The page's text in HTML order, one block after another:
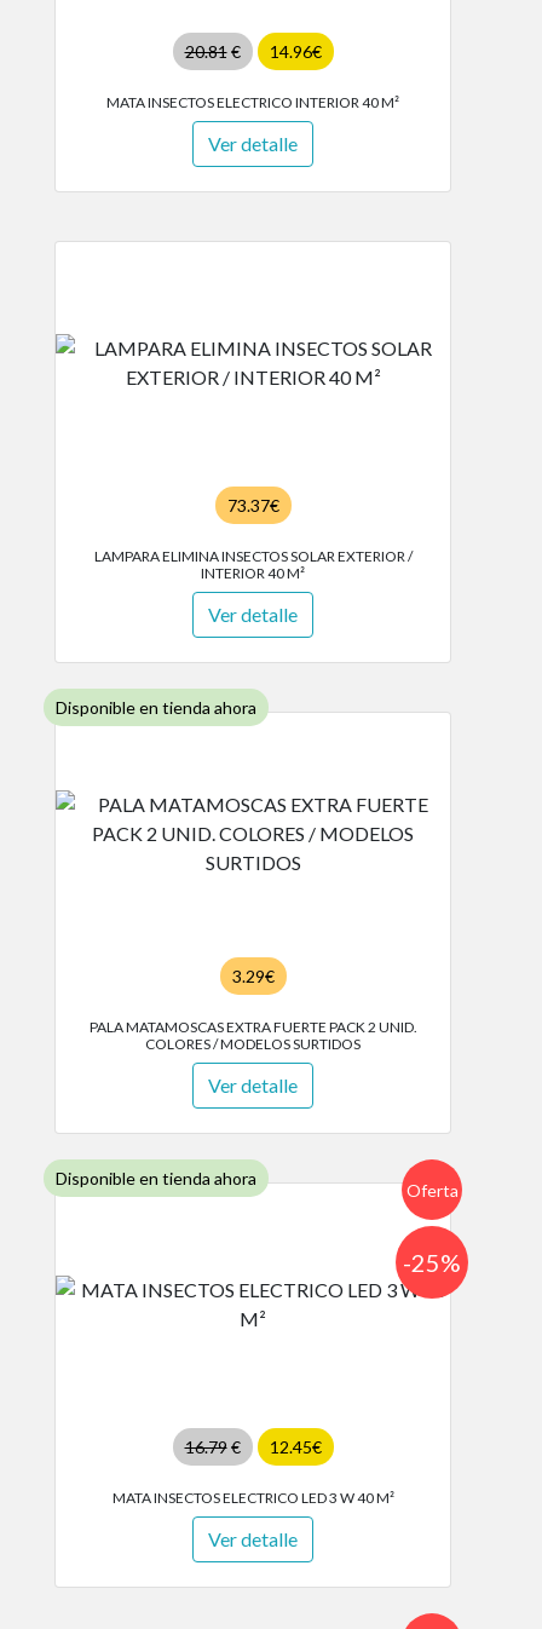
20.81€ 14.96€
MATA INSECTOS ELECTRICO INTERIOR 40 M²
Ver detalle
73.37€
LAMPARA ELIMINA INSECTOS SOLAR EXTERIOR /
INTERIOR 40 M²
Ver detalle
Disponible en tienda ahora
3.29€
PALA MATAMOSCAS EXTRA FUERTE PACK 2 UNID.
COLORES / MODELOS SURTIDOS
Ver detalle
Disponible en tienda ahora
Oferta
16.79€ 12.45€
-25%
MATA INSECTOS ELECTRICO LED 3 W 40 M²
Ver detalle